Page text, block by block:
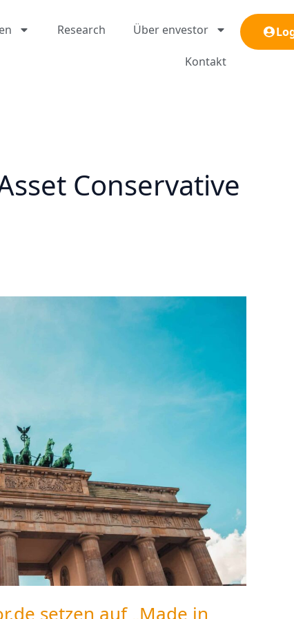
Research Über envestor
Kontakt
Conservative
setzen auf „Made in